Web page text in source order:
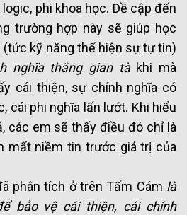
phi khoa học. Đề cập đến
trường hợp này sẽ giúp học
kỹ năng thể hiện sự tự tin)
nghĩa thắng gian tàkhi mà
cái thiện, sự chính nghĩa có
cái phi nghĩa lấn lướt. Khi hiểu
các em sẽ thấy điều đó chỉ là
mất niềm tin trước giá trị của
tích ở trên Tấm Cám là
bảo vệ cái thiện, cái chính